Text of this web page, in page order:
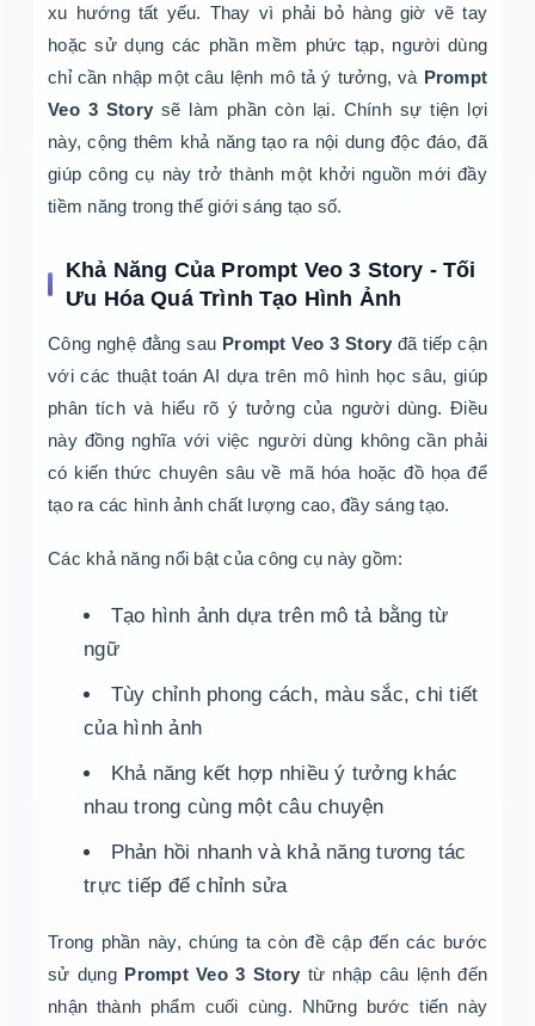
xu hướng tất yếu. Thay vì phải bỏ hàng giờ vẽ tay
hoặc sử dụng các phần mềm phức tạp, người dùng
chỉ cần nhập một câu lệnh mô tả ý tưởng, và Prompt
Veo 3 Story sẽ làm phần còn lại. Chính sự tiện lợi
này, cộng thêm khả năng tạo ra nội dung độc đáo, đã
giúp công cụ này trở thành một khởi nguồn mới đầy
tiềm năng trong thế giới sáng tạo số.
Khả Năng Của Prompt Veo 3 Story - Tối
Ưu Hóa Quá Trình Tạo Hình Ảnh
Công nghệ đằng sau Prompt Veo 3 Story đã tiếp cận
với các thuật toán AI dựa trên mô hình học sâu, giúp
phân tích và hiểu rõ ý tưởng của người dùng. Điều
này đồng nghĩa với việc người dùng không cần phải
có kiến thức chuyên sâu về mã hóa hoặc đồ họa để
tạo ra các hình ảnh chất lượng cao, đầy sáng tạo.
Các khả năng nổi bật của công cụ này gồm:
Tạo hình ảnh dựa trên mô tả bằng từ
ngữ
Tùy chỉnh phong cách, màu sắc, chi tiết
của hình ảnh
Khả năng kết hợp nhiều ý tưởng khác
nhau trong cùng một câu chuyện
Phản hồi nhanh và khả năng tương tác
trực tiếp để chỉnh sửa
Trong phần này, chúng ta còn đề cập đến các bước
sử dụng Prompt Veo 3 Story từ nhập câu lệnh đến
nhận thành phẩm cuối cùng. Những bước tiến này